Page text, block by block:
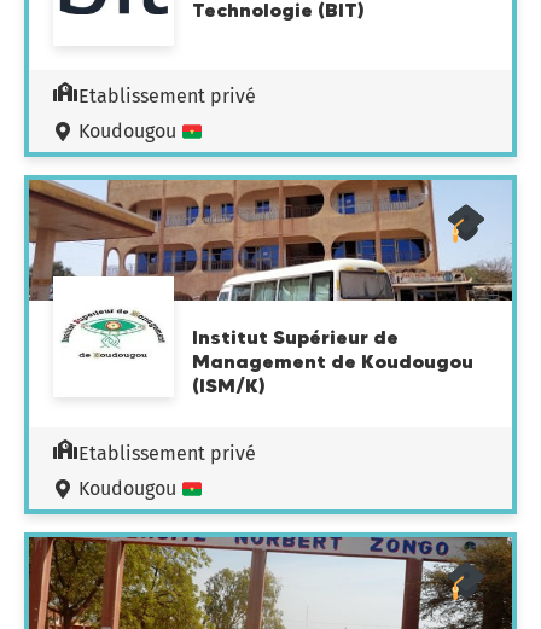
Technologie (BIT)
Etablissement privé
Koudougou
Institut Supérieur de
Management de Koudougou
(ISM/K)
Etablissement privé
Koudougou